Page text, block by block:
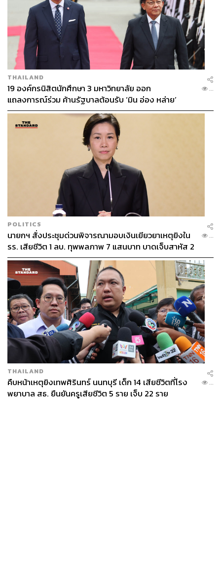
THAILAND
19 องค์กรนิสิตนักศึกษา 3 มหาวิทยาลัย ออก
แถลงการณ์ร่วม ค้านรัฐบาลต้อนรับ ‘มิน อ่อง หล่าย’
...
POLITICS
นายกฯ สั่งประชุมด่วนพิจารณามอบเงินเยียวยาเหตุยิงใน
รร. เสียชีวิต 1 ลบ. ทุพพลภาพ 7 แสนบาท บาดเจ็บสาหัส 2
แสนบาท บาดเจ็บเล็กน้อย 1 แสนบาท
...
THAILAND
คืบหน้าเหตุยิงเทพศิรินทร์ นนทบุรี เด็ก 14 เสียชีวิตที่โรง
พยาบาล สธ. ยืนยันครูเสียชีวิต 5 ราย เจ็บ 22 ราย
...